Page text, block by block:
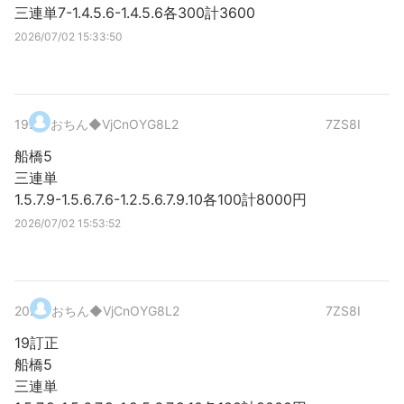
三連単7-1.4.5.6-1.4.5.6各300計3600
2026/07/02 15:33:50
19. おちん◆VjCnOYG8L2 7ZS8I
船橋5
三連単
1.5.7.9-1.5.6.7.6-1.2.5.6.7.9.10各100計8000円
2026/07/02 15:53:52
20. おちん◆VjCnOYG8L2 7ZS8I
19訂正
船橋5
三連単